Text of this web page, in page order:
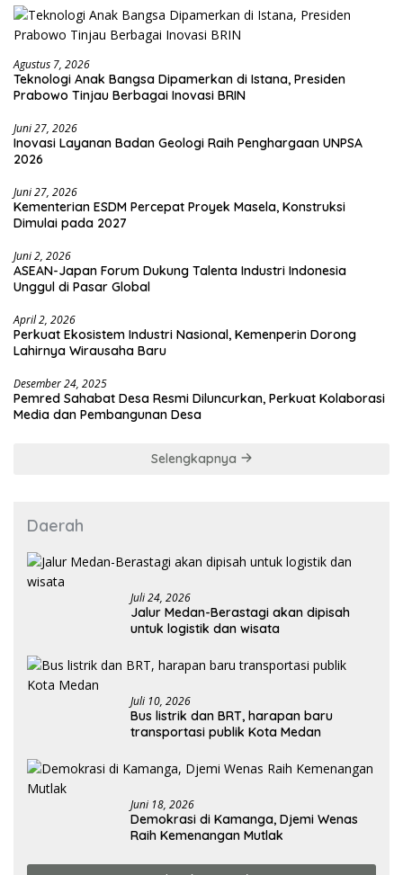
Agustus 7, 2026
Teknologi Anak Bangsa Dipamerkan di Istana, Presiden
Prabowo Tinjau Berbagai Inovasi BRIN
Juni 27, 2026
Inovasi Layanan Badan Geologi Raih Penghargaan UNPSA
2026
Juni 27, 2026
Kementerian ESDM Percepat Proyek Masela, Konstruksi
Dimulai pada 2027
Juni 2, 2026
ASEAN-Japan Forum Dukung Talenta Industri Indonesia
Unggul di Pasar Global
April 2, 2026
Perkuat Ekosistem Industri Nasional, Kemenperin Dorong
Lahirnya Wirausaha Baru
Desember 24, 2025
Pemred Sahabat Desa Resmi Diluncurkan, Perkuat Kolaborasi
Media dan Pembangunan Desa
Selengkapnya
Daerah
Juli 24, 2026
Jalur Medan-Berastagi akan dipisah
untuk logistik dan wisata
Juli 10, 2026
Bus listrik dan BRT, harapan baru
transportasi publik Kota Medan
Juni 18, 2026
Demokrasi di Kamanga, Djemi Wenas
Raih Kemenangan Mutlak